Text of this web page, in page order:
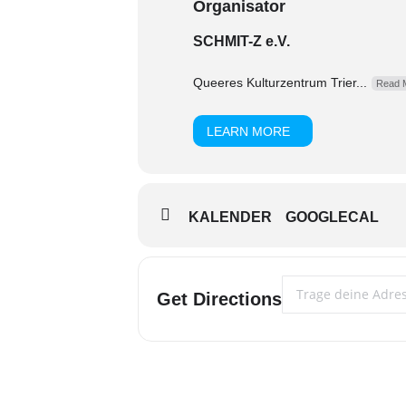
Organisator
SCHMIT-Z e.V.
Queeres Kulturzentrum Trier... Read
LEARN MORE
KALENDER GOOGLECAL
Get Directions
Address - Route 66 []